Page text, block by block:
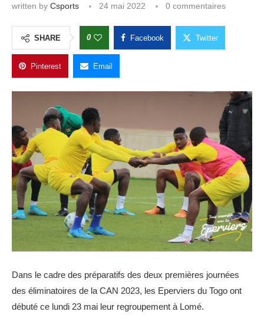
written by Csports 24 mai 2022 0 commentaires
SHARE 0 Facebook Twitter
Pinterest Email
Dans le cadre des préparatifs des deux premières journées
des éliminatoires de la CAN 2023, les Eperviers du Togo ont
débuté ce lundi 23 mai leur regroupement à Lomé.